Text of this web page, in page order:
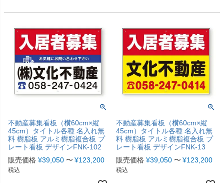
不動産募集看板（横60cm×縦
45cm）タイトル各種 名入れ無
料 樹脂板 アルミ樹脂複合板 プ
レート看板 デザインFNK-102
販売価格 ¥39,050 〜 ¥123,200
税込
不動産募集看板（横60cm×縦
45cm）タイトル各種 名入れ無
料 樹脂板 アルミ樹脂複合板 プ
レート看板 デザインFNK-13
販売価格 ¥39,050 〜 ¥123,200
税込